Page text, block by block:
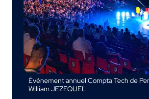
Événement annuel Compta Tech de
William JEZEQUEL